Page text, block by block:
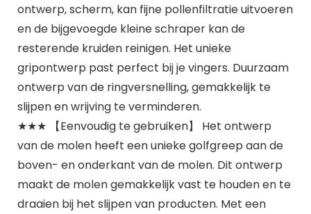
ontwerp, scherm, kan fijne pollenfiltratie uitvoeren
en de bijgevoegde kleine schraper kan de
resterende kruiden reinigen. Het unieke
gripontwerp past perfect bij je vingers. Duurzaam
ontwerp van de ringversnelling, gemakkelijk te
slijpen en wrijving te verminderen.
★★★ 【Eenvoudig te gebruiken】 Het ontwerp
van de molen heeft een unieke golfgreep aan de
boven- en onderkant van de molen. Dit ontwerp
maakt de molen gemakkelijk vast te houden en te
draaien bij het slijpen van producten. Met een